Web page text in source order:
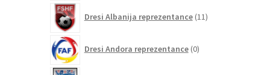
Dresi Albanija reprezentance 11izdelkov
Dresi Andora reprezentance 0izdelkov